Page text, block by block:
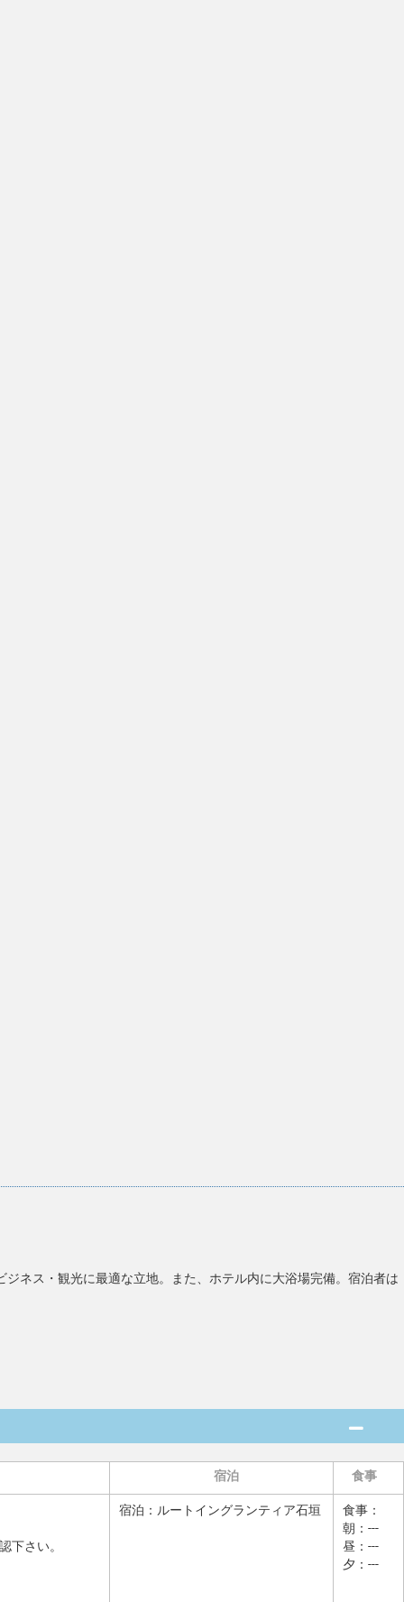
ネス・観光に最適な立地。また、ホテル内に大浴場完備。宿泊者は
宿泊
食事
下さい。
宿泊： ルートイングランティア石垣
食事：
朝：---
昼：---
夕：---